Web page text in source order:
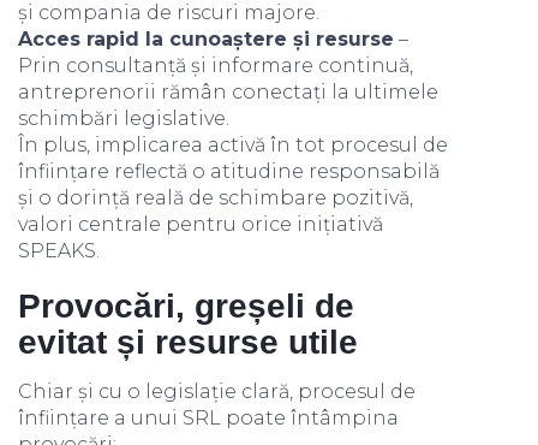
și compania de riscuri majore.
Acces rapid la cunoaștere și resurse –
Prin consultanță și informare continuă,
antreprenorii rămân conectați la ultimele
schimbări legislative.
În plus, implicarea activă în tot procesul de
înființare reflectă o atitudine responsabilă
și o dorință reală de schimbare pozitivă,
valori centrale pentru orice inițiativă
SPEAKS.
Provocări, greșeli de
evitat și resurse utile
Chiar și cu o legislație clară, procesul de
înființare a unui SRL poate întâmpina